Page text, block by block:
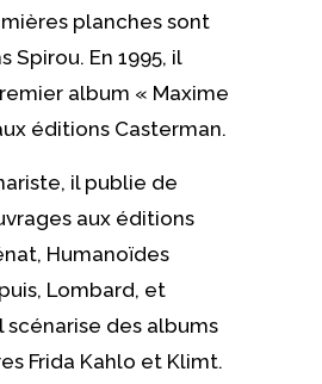
planches sont
Spirou. En 1995, il
album « Maxime
éditions Casterman.
il publie de
aux éditions
Humanoïdes
Lombard, et
scénarise des albums
Frida Kahlo et Klimt.